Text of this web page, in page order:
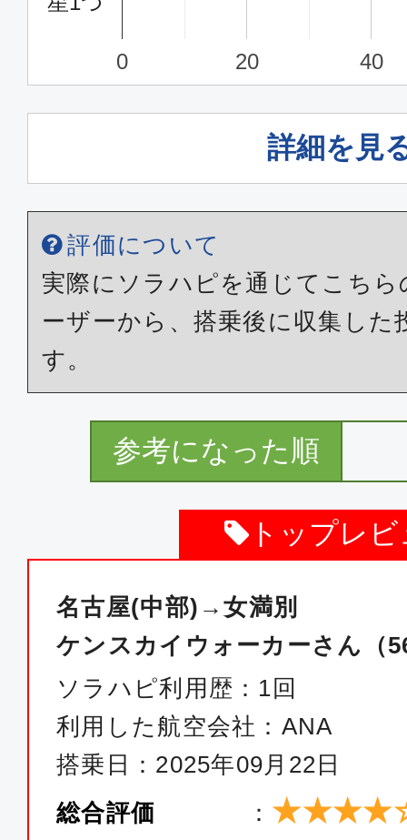
0 20 40
詳細を見
評価について
実際にソラハピを通じてこち
ーザーから、搭乗後に収集した
す。
参考になった順
トップレビ
名古屋(中部)→女満別
ケンスカイウォーカーさん（
ソラハピ利用歴：1回
利用した航空会社：ANA
搭乗日：2025年09月22日
総合評価
：